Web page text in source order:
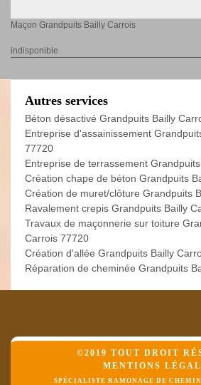
Maçon Grandpuits Bailly Carrois
indisponible
Autres services
Béton désactivé Grandpuits Bailly
Entreprise d'assainissement
77720
Entreprise de terrassement
Création chape de béton Grandpuits
Création de muret/clôture Grandpuits
Ravalement crepis Grandpuits Bailly
Travaux de maçonnerie sur toiture
Carrois 77720
Création d'allée Grandpuits Bailly
Réparation de cheminée Grandpuits
©2019 TOUT DROIT
MENTIONS
SPÉCIALISTE RAMONAGE DE